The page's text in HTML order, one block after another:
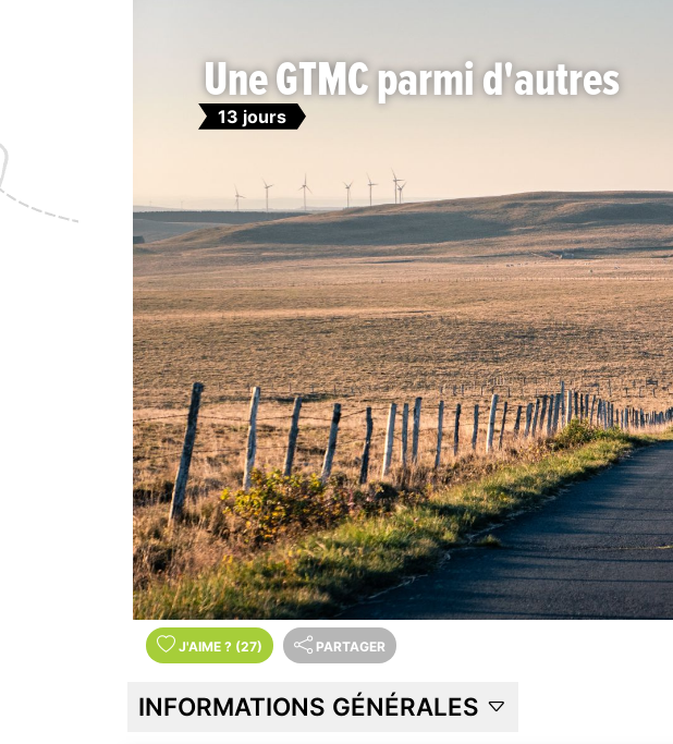
Une GTMC parmi d'autres
13 jours
J'AIME ? (27) PARTAGER
INFORMATIONS GÉNÉRALES